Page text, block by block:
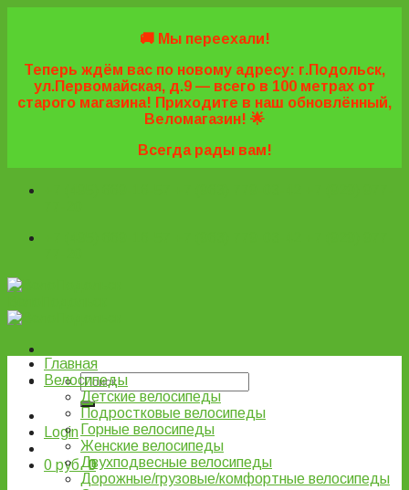
🚚 Мы переехали!
Теперь ждём вас по новому адресу: г.Подольск,
ул.Первомайская, д.9 — всего в 100 метрах от
старого магазина! Приходите в наш обновлённый,
Веломагазин! 🌟
Всегда рады вам!
Login
0 руб. 0
Главная
Велосипеды
Детские велосипеды
Подростковые велосипеды
Горные велосипеды
Женские велосипеды
Двухподвесные велосипеды
Дорожные/грузовые/комфортные велосипеды